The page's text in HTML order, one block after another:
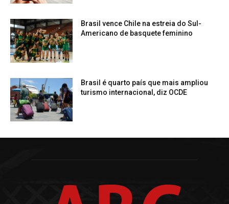
Brasil vence Chile na estreia do Sul-
Americano de basquete feminino
Brasil é quarto país que mais ampliou
turismo internacional, diz OCDE